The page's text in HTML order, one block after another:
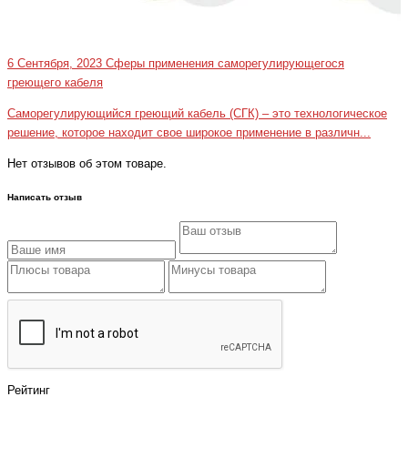
6 Сентября, 2023 Сферы применения саморегулирующегося
греющего кабеля
Саморегулирующийся греющий кабель (СГК) – это технологическое
решение, которое находит свое широкое применение в различн...
Нет отзывов об этом товаре.
Написать отзыв
Рейтинг